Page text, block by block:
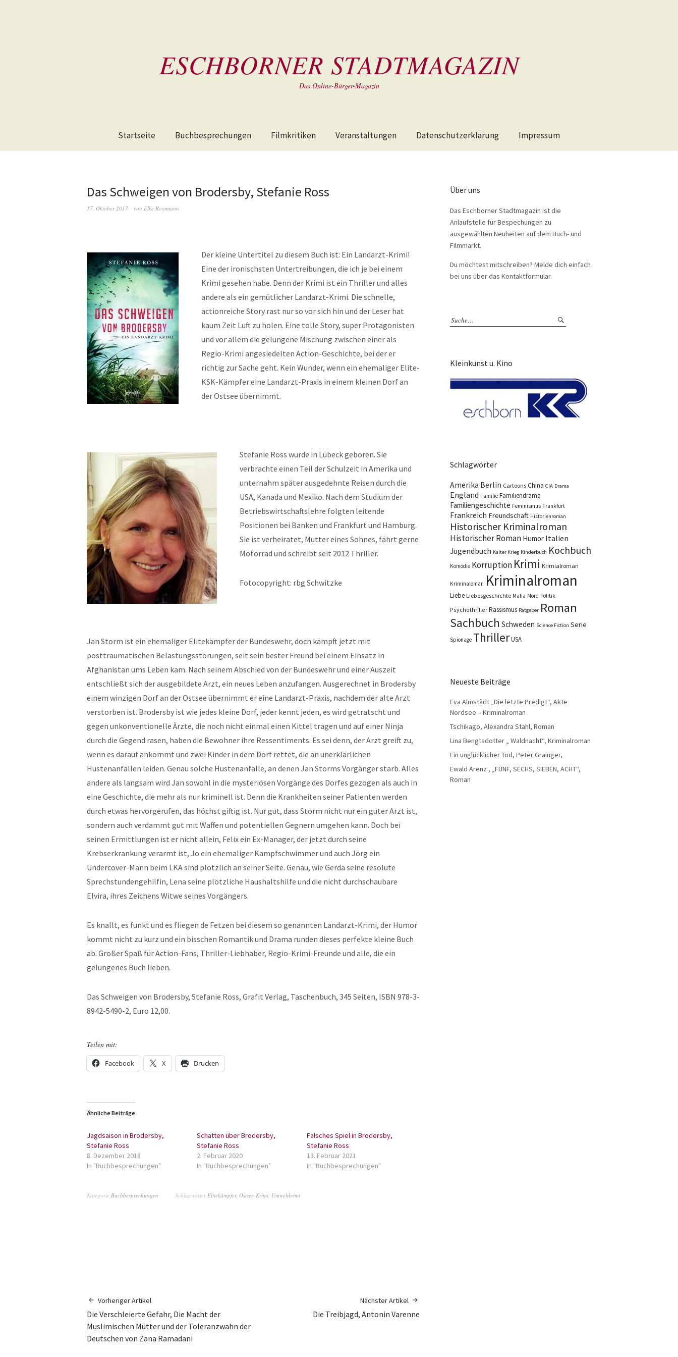
ESCHBORNER STADTMAGAZIN
Das Online-Bürger-Magazin
Startseite Buchbesprechungen Filmkritiken Veranstaltungen Datenschutzerklärung Impressum
Das Schweigen von Brodersby, Stefanie Ross
17. Oktober 2017 von Elke Rossmann
Der kleine Untertitel zu diesem Buch ist: Ein Landarzt-Krimi!
Eine der ironischsten Untertreibungen, die ich je bei einem
Krimi gesehen habe. Denn der Krimi ist ein Thriller und alles
andere als ein gemütlicher Landarzt-Krimi. Die schnelle,
actionreiche Story rast nur so vor sich hin und der Leser hat
kaum Zeit Luft zu holen. Eine tolle Story, super Protagonisten
und vor allem die gelungene Mischung zwischen einer als
Regio-Krimi angesiedelten Action-Geschichte, bei der er
richtig zur Sache geht. Kein Wunder, wenn ein ehemaliger Elite-
KSK-Kämpfer eine Landarzt-Praxis in einem kleinen Dorf an
der Ostsee übernimmt.
Stefanie Ross wurde in Lübeck geboren. Sie
verbrachte einen Teil der Schulzeit in Amerika und
unternahm später ausgedehnte Reisen durch die
USA, Kanada und Mexiko. Nach dem Studium der
Betriebswirtschaftslehre folgten leitende
Positionen bei Banken und Frankfurt und Hamburg.
Sie ist verheiratet, Mutter eines Sohnes, fährt gerne
Motorrad und schreibt seit 2012 Thriller.
Fotocopyright: rbg Schwitzke
Jan Storm ist ein ehemaliger Elitekämpfer der Bundeswehr, doch kämpft jetzt mit
posttraumatischen Belastungsstörungen, seit sein bester Freund bei einem Einsatz in
Afghanistan ums Leben kam. Nach seinem Abschied von der Bundeswehr und einer Auszeit
entschließt sich der ausgebildete Arzt, ein neues Leben anzufangen. Ausgerechnet in Brodersby
einem winzigen Dorf an der Ostsee übernimmt er eine Landarzt-Praxis, nachdem der alte Arzt
verstorben ist. Brodersby ist wie jedes kleine Dorf, jeder kennt jeden, es wird getratscht und
gegen unkonventionelle Ärzte, die noch nicht einmal einen Kittel tragen und auf einer Ninja
durch die Gegend rasen, haben die Bewohner ihre Ressentiments. Es sei denn, der Arzt greift zu,
wenn es darauf ankommt und zwei Kinder in dem Dorf rettet, die an unerklärlichen
Hustenanfällen leiden. Genau solche Hustenanfälle, an denen Jan Storms Vorgänger starb. Alles
andere als langsam wird Jan sowohl in die mysteriösen Vorgänge des Dorfes gezogen als auch in
eine Geschichte, die mehr als nur kriminell ist. Denn die Krankheiten seiner Patienten werden
durch etwas hervorgerufen, das höchst giftig ist. Nur gut, dass Storm nicht nur ein guter Arzt ist,
sondern auch verdammt gut mit Waffen und potentiellen Gegnern umgehen kann. Doch bei
seinen Ermittlungen ist er nicht allein, Felix ein Ex-Manager, der jetzt durch seine
Krebserkrankung verarmt ist, Jo ein ehemaliger Kampfschwimmer und auch Jörg ein
Undercover-Mann beim LKA sind plötzlich an seiner Seite. Genau, wie Gerda seine resolute
Sprechstundengehilfin, Lena seine plötzliche Haushaltshilfe und die nicht durchschaubare
Elvira, ihres Zeichens Witwe seines Vorgängers.
Es knallt, es funkt und es fliegen de Fetzen bei diesem so genannten Landarzt-Krimi, der Humor
kommt nicht zu kurz und ein bisschen Romantik und Drama runden dieses perfekte kleine Buch
ab. Großer Spaß für Action-Fans, Thriller-Liebhaber, Regio-Krimi-Freunde und alle, die ein
gelungenes Buch lieben.
Das Schweigen von Brodersby, Stefanie Ross, Grafit Verlag, Taschenbuch, 345 Seiten, ISBN 978-3-
8942-5490-2, Euro 12,00.
Teilen mit:
Facebook X Drucken
Ähnliche Beiträge
Jagdsaison in Brodersby,
Stefanie Ross
8. Dezember 2018
In "Buchbesprechungen"
Schatten über Brodersby,
Stefanie Ross
2. Februar 2020
In "Buchbesprechungen"
Falsches Spiel in Brodersby,
Stefanie Ross
13. Februar 2021
In "Buchbesprechungen"
Kategorie Buchbesprechungen SchlagwörterElitekämpfer, Ostsee-Krimi, Umweltkrimi
Vorheriger Artikel
Die Verschleierte Gefahr, Die Macht der
Muslimischen Mütter und der Toleranzwahn der
Deutschen von Zana Ramadani
Nächster Artikel
Die Treibjagd, Antonin Varenne
Über uns
Das Eschborner Stadtmagazin ist die
Anlaufstelle für Bespechungen zu
ausgewählten Neuheiten auf dem Buch- und
Filmmarkt.
Du möchtest mitschreiben? Melde dich einfach
bei uns über das Kontaktformular.
Kleinkunst u. Kino
Schlagwörter
Amerika Berlin Cartoons China CIA Drama
England Familie Familiendrama
Familiengeschichte Feminismus Frankfurt
Frankreich Freundschaft Historienroman
Historischer Kriminalroman
Historischer Roman Humor Italien
Jugendbuch Kalter Krieg Kinderbuch Kochbuch
Komödie Korruption Krimi Krimialroman
Kriminaloman Kriminalroman
Liebe Liebesgeschichte Mafia Mord Politik
Psychothriller Rassismus Ratgeber Roman
Sachbuch Schweden Science Fiction Serie
Spionage ThrillerUSA
Neueste Beiträge
Eva Almstädt „Die letzte Predigt“, Akte
Nordsee – Kriminalroman
Tschikago, Alexandra Stahl, Roman
Lina Bengtsdotter „ Waldnacht“, Kriminalroman
Ein unglücklicher Tod, Peter Grainger,
Ewald Arenz , „FÜNF, SECHS, SIEBEN, ACHT“,
Roman